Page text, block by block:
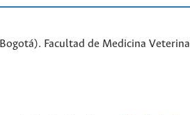
Facultad de Medicina